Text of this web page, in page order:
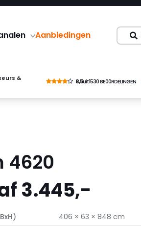
Aanbiedingen
&
8,5uit1530 BE00RDELINGEN
4620
3.445,-
406 × 63 × 848 cm